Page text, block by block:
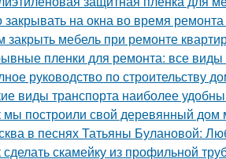
закрывать на окна во время
закрыть мебель при ремонте
пленки для ремонта: все
руководство по строительству
виды транспорта наиболее
мы построили свой деревянный дом
в песнях Татьяны Булановой:
сделать скамейку из профильной